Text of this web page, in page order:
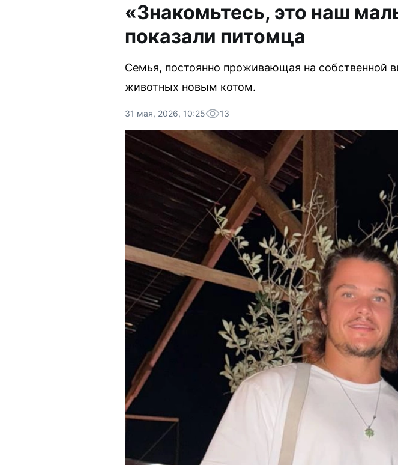
«Знакомьтесь, это наш
показали питомца
Семья, постоянно проживающая на собственной
животных новым котом.
31 мая, 2026, 10:25 13